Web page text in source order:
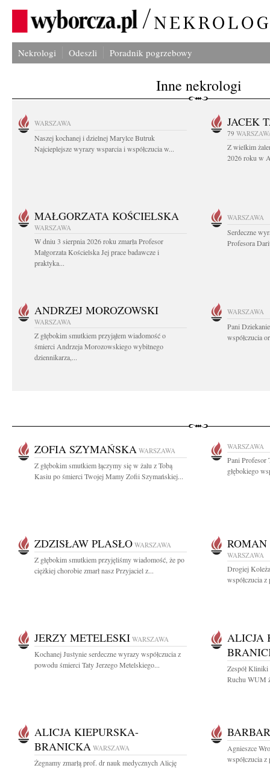
Nekrologi Odeszli Poradnik pogrzebowy
Inne nekrologi
WARSZAWA
Naszej kochanej i dzielnej Marylce Butruk
Najcieplejsze wyrazy wsparcia i współczucia w...
JACEK
79
Z wielkim
2026 roku w
MAŁGORZATA KOŚCIELSKA
WARSZAWA
W dniu 3 sierpnia 2026 roku zmarła Profesor
Małgorzata Kościelska Jej prace badawcze i
praktyka...
WARSZAWA
Serdeczne
Profesora
ANDRZEJ MOROZOWSKI
WARSZAWA
Z głębokim smutkiem przyjąłem wiadomość o
śmierci Andrzeja Morozowskiego wybitnego
dziennikarza,...
WARSZAWA
Pani
współczucia
ZOFIA SZYMAŃSKA WARSZAWA
Z głębokim smutkiem łączymy się w żalu z Tobą
Kasiu po śmierci Twojej Mamy Zofii Szymańskiej...
WARSZAWA
Pani Profesor
głębokiego
ZDZISŁAW PLASŁO WARSZAWA
Z głębokim smutkiem przyjęliśmy wiadomość, że po
ciężkiej chorobie zmarł nasz Przyjaciel z...
ROMAN
WARSZAWA
Drogiej
współczucia
JERZY METELESKI WARSZAWA
Kochanej Justynie serdeczne wyrazy współczucia z
powodu śmierci Taty Jerzego Metelskiego...
ALICJA
Zespół
Ruchu WUM
ALICJA KIEPURSKA-
BRANICKA WARSZAWA
Żegnamy zmarłą prof. dr nauk medycznych Alicję
Agnieszce
współczucia